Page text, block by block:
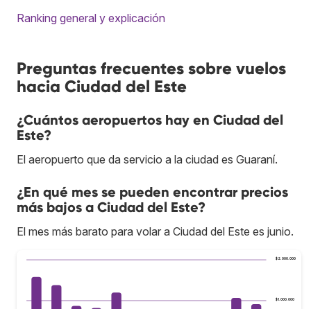
Ranking general y explicación
Preguntas frecuentes sobre vuelos
hacia Ciudad del Este
¿Cuántos aeropuertos hay en Ciudad del
Este?
El aeropuerto que da servicio a la ciudad es Guaraní.
¿En qué mes se pueden encontrar precios
más bajos a Ciudad del Este?
El mes más barato para volar a Ciudad del Este es junio.
$1.000.000
$2.000.000